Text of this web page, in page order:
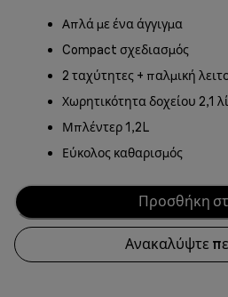
Απλά με ένα άγγιγμα
Compact σχεδιασμός
2 ταχύτητες + παλμική
Χωρητικότητα δοχείου 2,1
Μπλέντερ 1,2L
Εύκολος καθαρισμός
Προσθήκη
Ανακαλύψτε